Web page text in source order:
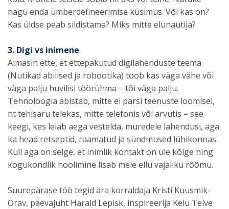
nagu enda ümberdefineerimise küsimus. Või kas on?
Kas üldse peab sildistama? Miks mitte elunautija?
3. Digi vs inimene
Aimasin ette, et ettepakutud digilahenduste teema
(Nutikad abilised ja robootika) toob kas väga vähe või
väga palju huvilisi töörühma – tõi väga palju.
Tehnoloogia abistab, mitte ei pärsi teenuste loomisel,
nt tehisaru telekas, mitte telefonis või arvutis – see
keegi, kes leiab aega vestelda, muredele lahendusi, aga
ka head retseptid, raamatud ja sündmused lühikonnas.
Küll aga on selge, et inimlik kontakt on üle kõige ning
kogukondlik hoolimine lisab meie ellu vajaliku rõõmu.
Suurepärase töö tegid ära korraldaja Kristi Kuusmik-
Orav, päevajuht Harald Lepisk, inspireerija Keiu Telve